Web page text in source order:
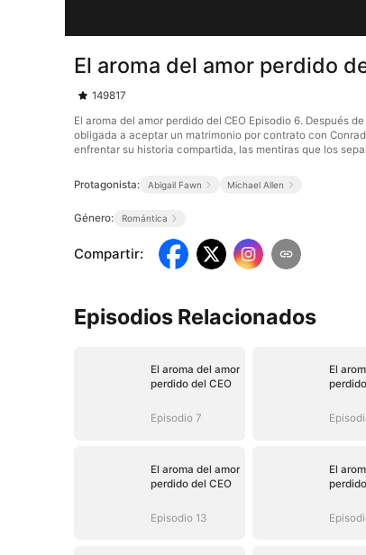
El aroma del amor perdido
149817
El aroma del amor perdido del CEO Episodio 6. Después
obligada a aceptar un matrimonio por contrato con
enfrentar su historia compartida, las mentiras que los
Protagonista: Abigail Fawn Michael Allen
Género: Romántica
Compartir:
Episodios Relacionados
El aroma del amor
perdido del CEO
Episodio 7
El
El aroma del amor
perdido del CEO
Episodio 13
El